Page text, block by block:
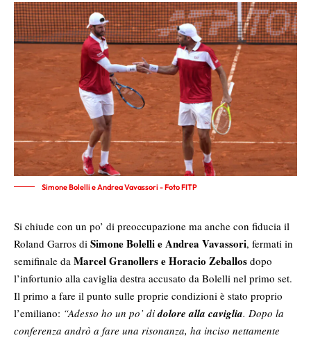
Simone Bolelli e Andrea Vavassori - Foto FITP
Si chiude con un po’ di preoccupazione ma anche con fiducia il
Roland Garros di Simone Bolelli e Andrea Vavassori, fermati in
semifinale da Marcel Granollers e Horacio Zeballos dopo
l’infortunio alla caviglia destra accusato da Bolelli nel primo set.
Il primo a fare il punto sulle proprie condizioni è stato proprio
l’emiliano: “Adesso ho un po’ didolore alla caviglia. Dopo la
conferenza andrò a fare una risonanza, ha inciso nettamente